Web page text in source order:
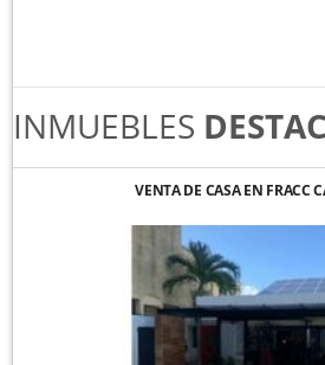
INMUEBLES
VENTA DE CASA EN FRACC